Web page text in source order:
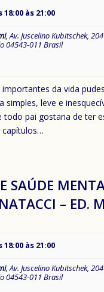
18:00 às 21:00
,Av. Juscelino Kubitschek,
04543-011 Brasil
importantes da vida
simples, leve e
todo pai gostaria de ter
capítulos…
SAÚDE
– ED.
18:00 às 21:00
,Av. Juscelino Kubitschek,
04543-011 Brasil